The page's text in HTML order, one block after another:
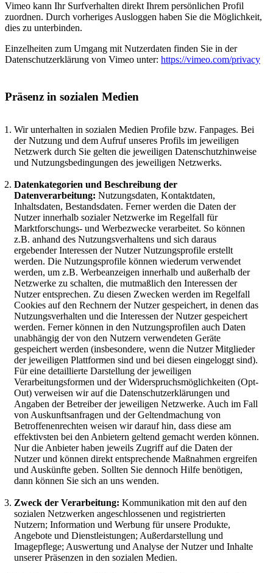
Vimeo kann Ihr Surfverhalten direkt Ihrem persönlichen Profil
zuordnen. Durch vorheriges Ausloggen haben Sie die Möglichkeit,
dies zu unterbinden.
Einzelheiten zum Umgang mit Nutzerdaten finden Sie in der
Datenschutzerklärung von Vimeo unter: https://vimeo.com/privacy
Präsenz in sozialen Medien
Wir unterhalten in sozialen Medien Profile bzw. Fanpages. Bei
der Nutzung und dem Aufruf unseres Profils im jeweiligen
Netzwerk durch Sie gelten die jeweiligen Datenschutzhinweise
und Nutzungsbedingungen des jeweiligen Netzwerks.
Datenkategorien und Beschreibung der
Datenverarbeitung: Nutzungsdaten, Kontaktdaten,
Inhaltsdaten, Bestandsdaten. Ferner werden die Daten der
Nutzer innerhalb sozialer Netzwerke im Regelfall für
Marktforschungs- und Werbezwecke verarbeitet. So können
z.B. anhand des Nutzungsverhaltens und sich daraus
ergebender Interessen der Nutzer Nutzungsprofile erstellt
werden. Die Nutzungsprofile können wiederum verwendet
werden, um z.B. Werbeanzeigen innerhalb und außerhalb der
Netzwerke zu schalten, die mutmaßlich den Interessen der
Nutzer entsprechen. Zu diesen Zwecken werden im Regelfall
Cookies auf den Rechnern der Nutzer gespeichert, in denen das
Nutzungsverhalten und die Interessen der Nutzer gespeichert
werden. Ferner können in den Nutzungsprofilen auch Daten
unabhängig der von den Nutzern verwendeten Geräte
gespeichert werden (insbesondere, wenn die Nutzer Mitglieder
der jeweiligen Plattformen sind und bei diesen eingeloggt sind).
Für eine detaillierte Darstellung der jeweiligen
Verarbeitungsformen und der Widerspruchsmöglichkeiten (Opt-
Out) verweisen wir auf die Datenschutzerklärungen und
Angaben der Betreiber der jeweiligen Netzwerke. Auch im Fall
von Auskunftsanfragen und der Geltendmachung von
Betroffenenrechten weisen wir darauf hin, dass diese am
effektivsten bei den Anbietern geltend gemacht werden können.
Nur die Anbieter haben jeweils Zugriff auf die Daten der
Nutzer und können direkt entsprechende Maßnahmen ergreifen
und Auskünfte geben. Sollten Sie dennoch Hilfe benötigen,
dann können Sie sich an uns wenden.
Zweck der Verarbeitung: Kommunikation mit den auf den
sozialen Netzwerken angeschlossenen und registrierten
Nutzern; Information und Werbung für unsere Produkte,
Angebote und Dienstleistungen; Außerdarstellung und
Imagepflege; Auswertung und Analyse der Nutzer und Inhalte
unserer Präsenzen in den sozialen Medien.